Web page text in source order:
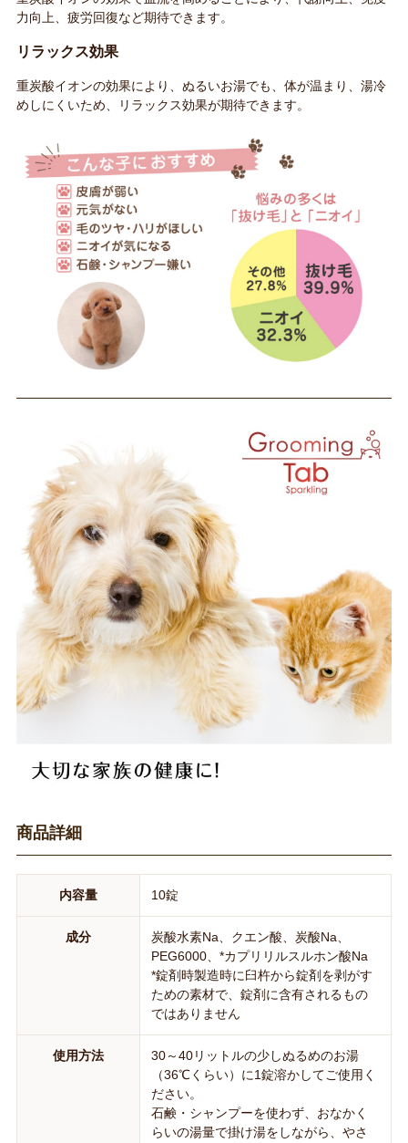
力向上、疲労回復など期待できます。
リラックス効果
重炭酸イオンの効果により、ぬるいお湯でも、体が温まり、湯冷
めしにくいため、リラックス効果が期待できます。
商品詳細
内容量 10錠
成分
炭酸水素Na、クエン酸、炭酸Na、
PEG6000、*カプリリルスルホン酸Na
*錠剤時製造時に臼杵から錠剤を剥がす
ための素材で、錠剤に含有されるもの
ではありません
使用方法
30～40リットルの少しぬるめのお湯
（36℃くらい）に1錠溶かしてご使用く
ださい。
石鹸・シャンプーを使わず、おなかく
らいの湯量で掛け湯をしながら、やさ